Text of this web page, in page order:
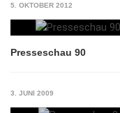
5. OKTOBER 2012
Presseschau 90
3. JUNI 2009